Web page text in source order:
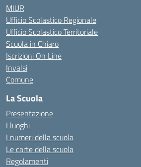
MIUR
Ufficio Scolastico Regionale
Ufficio Scolastico Territoriale
Scuola in Chiaro
Iscrizioni On Line
Invalsi
Comune
La Scuola
Presentazione
I luoghi
I numeri della scuola
Le carte della scuola
Regolamenti